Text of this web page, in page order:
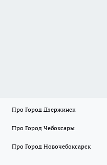
Про Город Дзержинск
Про Город Чебоксары
Про Город Новочебоксарск